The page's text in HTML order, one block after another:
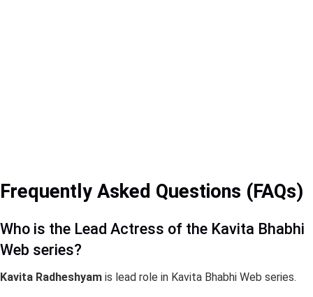
Frequently Asked Questions (FAQs)
Who is the Lead Actress of the Kavita Bhabhi
Web series?
Kavita Radheshyam is lead role in Kavita Bhabhi Web series.